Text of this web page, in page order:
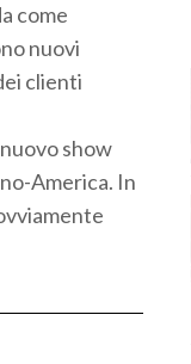
come
nuovi
clienti
show
America. In